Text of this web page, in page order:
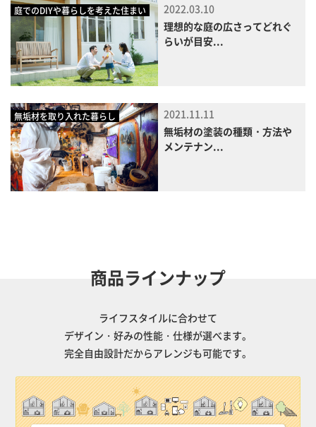
庭でのDIYや暮らしを考えた住まい
2022.03.10
理想的な庭の広さってどれぐ
らいが目安...
無垢材を取り入れた暮らし
2021.11.11
無垢材の塗装の種類・方法や
メンテナン...
商品ラインナップ
ライフスタイルに合わせて
デザイン・好みの性能・仕様が選べます。
完全自由設計だからアレンジも可能です。